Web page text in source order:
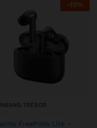
-10%
TRÉSOR
FreePods Lite –